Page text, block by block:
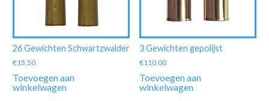
26 Gewichten Schwartzwalder
€15,50
Toevoegen aan
winkelwagen
3 Gewichten gepolijst
€110,00
Toevoegen aan
winkelwagen